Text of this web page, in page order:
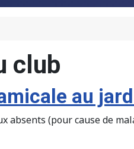
club
au
absents (pour cause de